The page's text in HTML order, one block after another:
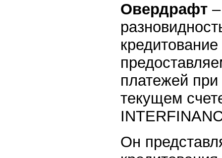
Овердрафт
платежей при
текущем
Он